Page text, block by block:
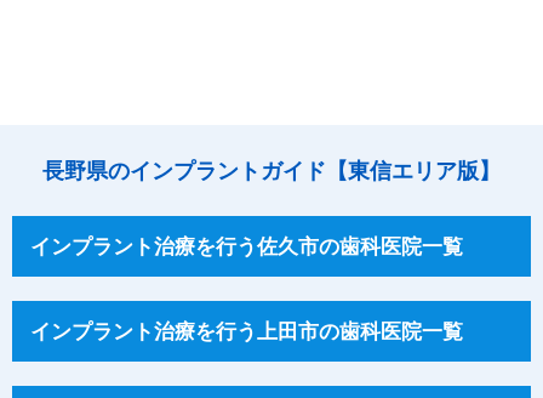
長野県のインプラントガイド【東信エリア版】
インプラント治療を行う佐久市の歯科医院一覧
インプラント治療を行う上田市の歯科医院一覧